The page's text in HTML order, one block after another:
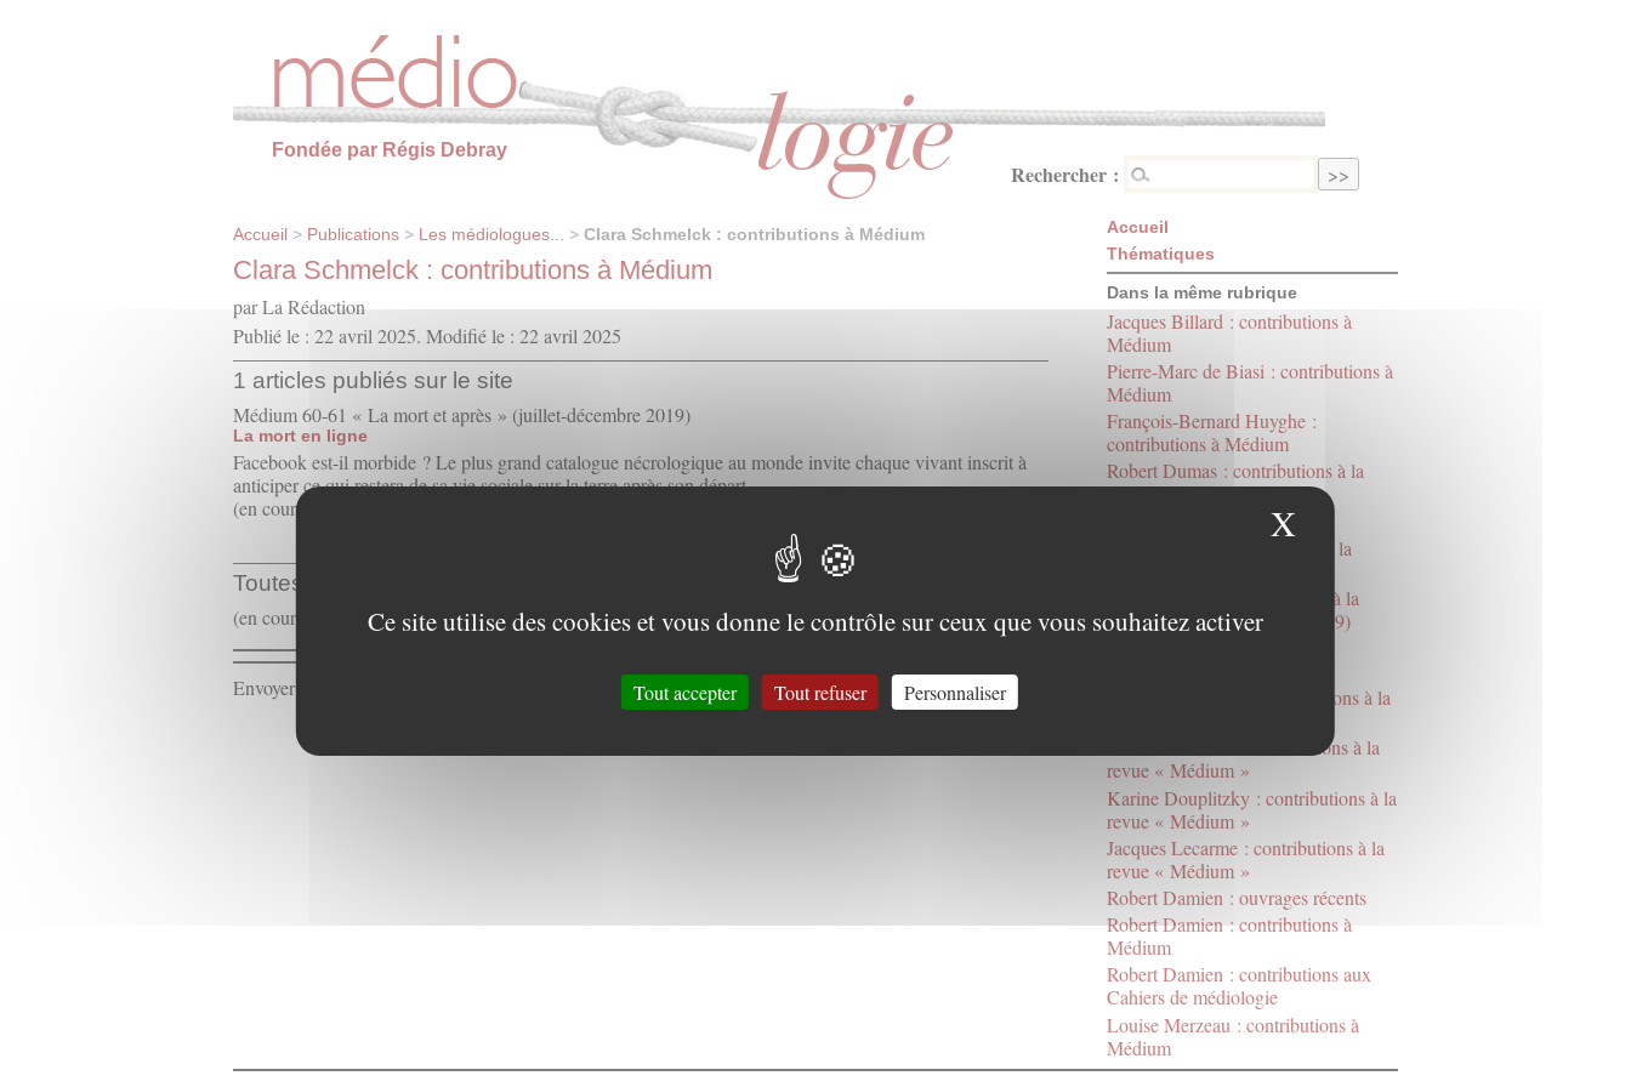
Fondée par Régis Debray
Rechercher :
Accueil > Publications > Les médiologues... > Clara Schmelck : contributions à Médium
Clara Schmelck : contributions à Médium
par La Rédaction
Publié le : 22 avril 2025. Modifié le : 22 avril 2025
1 articles publiés sur le site
Médium 60-61 « La mort et après » (juillet-décembre 2019)
La mort en ligne
Facebook est-il morbide ? Le plus grand catalogue nécrologique au monde invite chaque vivant inscrit à
anticiper ce qui restera de sa vie sociale sur la terre après son départ.
(en cours de publication)
Toutes les contributions de Clara Schmelck à Médium
(en cours de publication)
Envoyer un message à la rédaction :
Accueil
Thématiques
Dans la même rubrique
Jacques Billard : contributions à
Médium
Pierre-Marc de Biasi : contributions à
Médium
François-Bernard Huyghe :
contributions à Médium
Robert Dumas : contributions à la
revue Médium
Paul Soriano : contributions à la
Régis Debray : contributions à la
revue « Médium » (2004-2019)
Daniel Bougnoux : contributions à la
Antoine Perraud : contributions à la
revue « Médium »
Karine Douplitzky : contributions à la
revue « Médium »
Jacques Lecarme : contributions à la
revue « Médium »
Robert Damien : ouvrages récents
Robert Damien : contributions à
Médium
Robert Damien : contributions aux
Cahiers de médiologie
Louise Merzeau : contributions à
Médium
Ce site utilise des cookies et vous donne le contrôle sur ceux que vous souhaitez activer
Tout accepter Tout refuser Personnaliser
X Masquer le bandeau